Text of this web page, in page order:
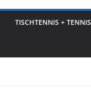
TISCHTENNIS + TENNIS